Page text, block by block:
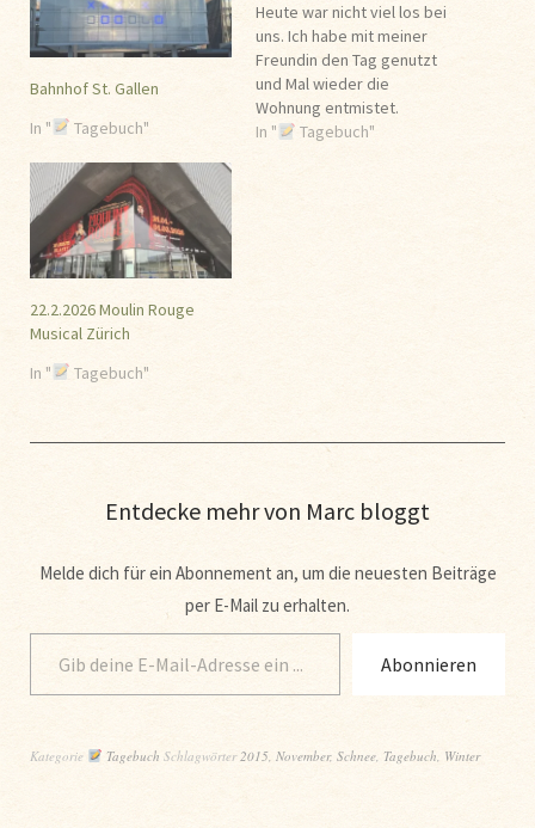
Bahnhof St. Gallen
In "
Tagebuch"
Heute war nicht viel los bei
uns. Ich habe mit meiner
Freundin den Tag genutzt
und Mal wieder die
Wohnung entmistet.
Gegenstände die man
In " Tagebuch"
22.2.2026 Moulin Rouge
Musical Zürich
In "
Tagebuch"
Entdecke mehr von Marc bloggt
Melde dich für ein Abonnement an, um die neuesten Beiträge
per E-Mail zu erhalten.
Abonnieren
Kategorie Tagebuch Schlagwörter 2015, November, Schnee, Tagebuch Winter